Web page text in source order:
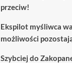
przeciw!
Ekspilot myśliwca
możliwości
Szybciej do